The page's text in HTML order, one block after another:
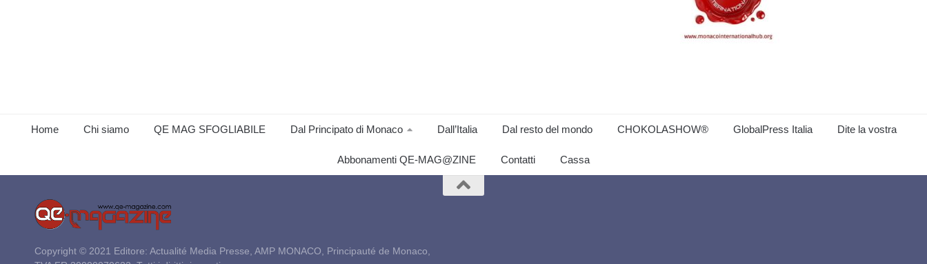
Home Chi siamo QE MAG SFOGLIABILE Dal Principato di Monaco Dall’Italia Dal resto del mondo CHOKOLASHOW® GlobalPress Italia Dite la vostra
Abbonamenti QE-MAG@ZINE Contatti Cassa
Copyright © 2021 Editore: Actualité Media Presse, AMP MONACO, Principauté de Monaco,